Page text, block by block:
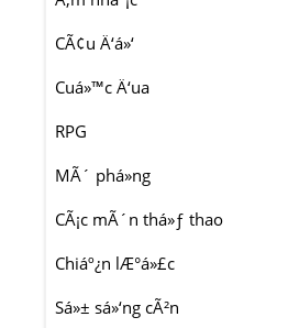
CÃ¢u Ä‘á»‘
Cuá»™c Ä‘ua
RPG
MÃ´ phá»ng
CÃ¡c mÃ´n thá»ƒ thao
Chiáº¿n lÆ°á»£c
Sá»± sá»‘ng cÃ²n